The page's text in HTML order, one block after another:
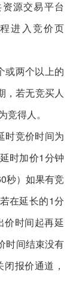
源交易平台
程进入竞价页
或两个以上的
，若无竞买人
得人。
时竞价时间为
时加价1分钟
秒）如果有竞
在延长的1分
价时间起再延
时间结束没有
报价通道，